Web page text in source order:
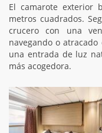
El camarote exterior
metros cuadrados.
crucero con una
navegando o
una entrada de luz
más acogedora.